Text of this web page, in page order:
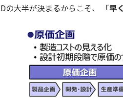
の大半が決まるからこそ、 「早